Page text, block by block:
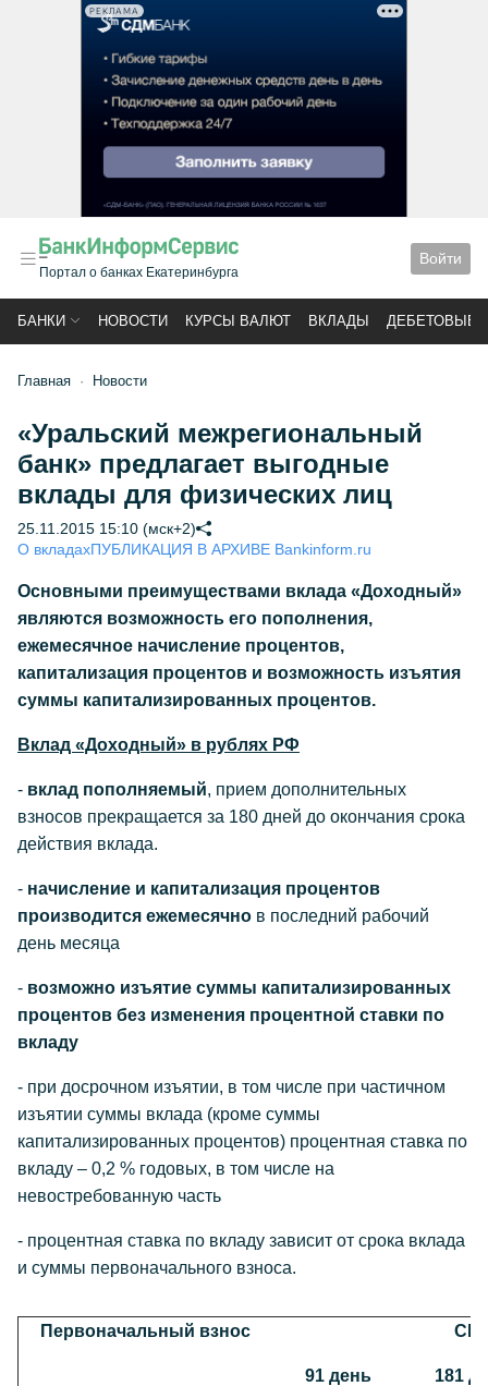
РЕКЛАМА
Портал о банках Екатеринбурга
Войти
БАНКИ НОВОСТИ КУРСЫ ВАЛЮТ ВКЛАДЫ ДЕБЕТОВЫЕ
Главная Новости
«Уральский межрегиональный
банк» предлагает выгодные
вклады для физических лиц
25.11.2015 15:10 (мск+2)
О вкладахПУБЛИКАЦИЯ В АРХИВЕ Bankinform.ru
Основными преимуществами вклада «Доходный»
являются возможность его пополнения,
ежемесячное начисление процентов,
капитализация процентов и возможность изъятия
суммы капитализированных процентов.
Вклад «Доходный» в рублях РФ
- вклад пополняемый, прием дополнительных
взносов прекращается за 180 дней до окончания срока
действия вклада.
- начисление и капитализация процентов
производится ежемесячно в последний рабочий
день месяца
- возможно изъятие суммы капитализированных
процентов без изменения процентной ставки по
вкладу
- при досрочном изъятии, в том числе при частичном
изъятии суммы вклада (кроме суммы
капитализированных процентов) процентная ставка по
вкладу – 0,2 % годовых, в том числе на
невостребованную часть
- процентная ставка по вкладу зависит от срока вклада
и суммы первоначального взноса.
Первоначальный взнос
91 день 181